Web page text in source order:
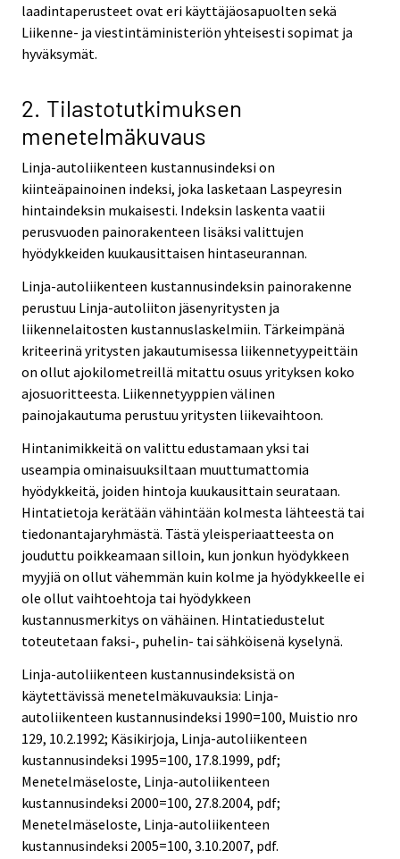
laadintaperusteet ovat eri käyttäjäosapuolten sekä
Liikenne- ja viestintäministeriön yhteisesti sopimat ja
hyväksymät.
2. Tilastotutkimuksen
menetelmäkuvaus
Linja-autoliikenteen kustannusindeksi on
kiinteäpainoinen indeksi, joka lasketaan Laspeyresin
hintaindeksin mukaisesti. Indeksin laskenta vaatii
perusvuoden painorakenteen lisäksi valittujen
hyödykkeiden kuukausittaisen hintaseurannan.
Linja-autoliikenteen kustannusindeksin painorakenne
perustuu Linja-autoliiton jäsenyritysten ja
liikennelaitosten kustannuslaskelmiin. Tärkeimpänä
kriteerinä yritysten jakautumisessa liikennetyypeittäin
on ollut ajokilometreillä mitattu osuus yrityksen koko
ajosuoritteesta. Liikennetyyppien välinen
painojakautuma perustuu yritysten liikevaihtoon.
Hintanimikkeitä on valittu edustamaan yksi tai
useampia ominaisuuksiltaan muuttumattomia
hyödykkeitä, joiden hintoja kuukausittain seurataan.
Hintatietoja kerätään vähintään kolmesta lähteestä tai
tiedonantajaryhmästä. Tästä yleisperiaatteesta on
jouduttu poikkeamaan silloin, kun jonkun hyödykkeen
myyjiä on ollut vähemmän kuin kolme ja hyödykkeelle ei
ole ollut vaihtoehtoja tai hyödykkeen
kustannusmerkitys on vähäinen. Hintatiedustelut
toteutetaan faksi-, puhelin- tai sähköisenä kyselynä.
Linja-autoliikenteen kustannusindeksistä on
käytettävissä menetelmäkuvauksia: Linja-
autoliikenteen kustannusindeksi 1990=100, Muistio nro
129, 10.2.1992; Käsikirjoja, Linja-autoliikenteen
kustannusindeksi 1995=100, 17.8.1999, pdf;
Menetelmäseloste, Linja-autoliikenteen
kustannusindeksi 2000=100, 27.8.2004, pdf;
Menetelmäseloste, Linja-autoliikenteen
kustannusindeksi 2005=100, 3.10.2007, pdf.